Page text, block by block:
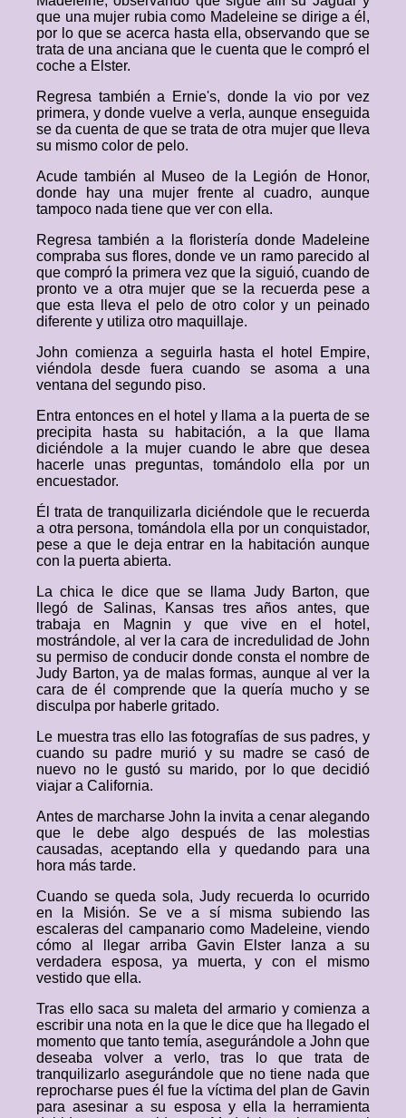
que una mujer rubia como Madeleine se dirige a él,
por lo que se acerca hasta ella, observando que se
trata de una anciana que le cuenta que le compró el
coche a Elster.
Regresa también a Ernie's, donde la vio por vez
primera, y donde vuelve a verla, aunque enseguida
se da cuenta de que se trata de otra mujer que lleva
su mismo color de pelo.
Acude también al Museo de la Legión de Honor,
donde hay una mujer frente al cuadro, aunque
tampoco nada tiene que ver con ella.
Regresa también a la floristería donde Madeleine
compraba sus flores, donde ve un ramo parecido al
que compró la primera vez que la siguió, cuando de
pronto ve a otra mujer que se la recuerda pese a
que esta lleva el pelo de otro color y un peinado
diferente y utiliza otro maquillaje.
John comienza a seguirla hasta el hotel Empire,
viéndola desde fuera cuando se asoma a una
ventana del segundo piso.
Entra entonces en el hotel y llama a la puerta de se
precipita hasta su habitación, a la que llama
diciéndole a la mujer cuando le abre que desea
hacerle unas preguntas, tomándolo ella por un
encuestador.
Él trata de tranquilizarla diciéndole que le recuerda
a otra persona, tomándola ella por un conquistador,
pese a que le deja entrar en la habitación aunque
con la puerta abierta.
La chica le dice que se llama Judy Barton, que
llegó de Salinas, Kansas tres años antes, que
trabaja en Magnin y que vive en el hotel,
mostrándole, al ver la cara de incredulidad de John
su permiso de conducir donde consta el nombre de
Judy Barton, ya de malas formas, aunque al ver la
cara de él comprende que la quería mucho y se
disculpa por haberle gritado.
Le muestra tras ello las fotografías de sus padres, y
cuando su padre murió y su madre se casó de
nuevo no le gustó su marido, por lo que decidió
viajar a California.
Antes de marcharse John la invita a cenar alegando
que le debe algo después de las molestias
causadas, aceptando ella y quedando para una
hora más tarde.
Cuando se queda sola, Judy recuerda lo ocurrido
en la Misión. Se ve a sí misma subiendo las
escaleras del campanario como Madeleine, viendo
cómo al llegar arriba Gavin Elster lanza a su
verdadera esposa, ya muerta, y con el mismo
vestido que ella.
Tras ello saca su maleta del armario y comienza a
escribir una nota en la que le dice que ha llegado el
momento que tanto temía, asegurándole a John que
deseaba volver a verlo, tras lo que trata de
tranquilizarlo asegurándole que no tiene nada que
reprocharse pues él fue la víctima del plan de Gavin
para asesinar a su esposa y ella la herramienta